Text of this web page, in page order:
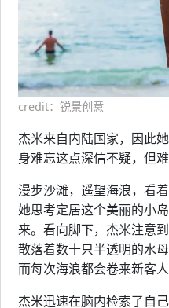
credit：锐景创意
杰米来自内陆国家，因此
身难忘这点深信不疑，但
漫步沙滩，遥望海浪，看
她思考定居这个美丽的小
来。看向脚下，杰米注意
散落着数十只半透明的水
而每次海浪都会卷来新客人
杰米迅速在脑内检索了自